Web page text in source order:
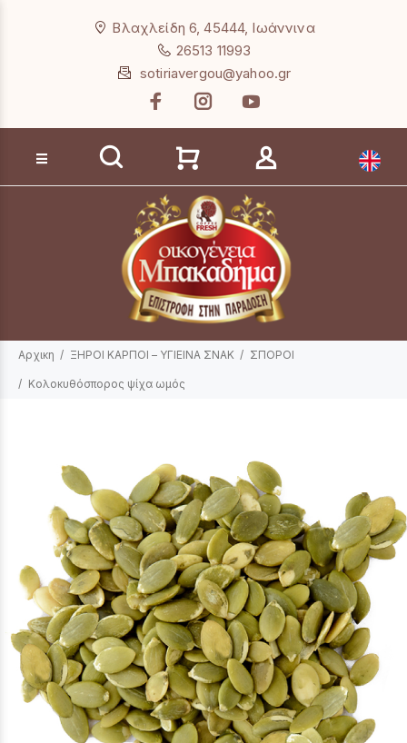
Βλαχλείδη 6, 45444, Ιωάννινα
26513 11993
sotiriavergou@yahoo.gr
Αναζήτηση προϊόντων
Αρχικη ΞΗΡΟΙ ΚΑΡΠΟΙ – ΥΓΙΕΙΝΑ ΣΝΑΚ ΣΠΟΡΟΙ
Κολοκυθόσπορος ψίχα ωμός